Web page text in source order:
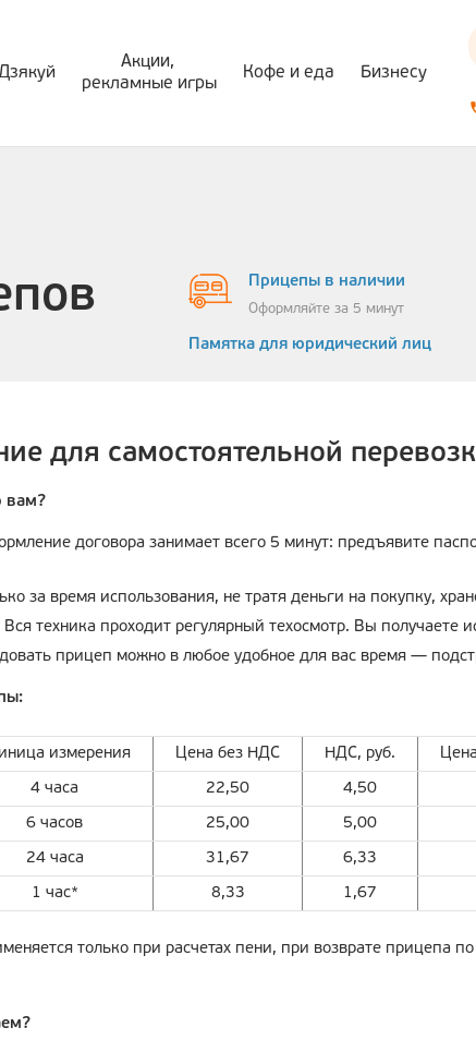
Акции,
рекламные игры
Кофе и еда Бизнесу
Прицепы в наличии
Оформляйте за 5 минут
Памятка для юридический лиц
для самостоятельной
вам?
договора занимает всего 5 минут: предъявите
за время использования, не тратя деньги на покупку,
Вся техника проходит регулярный техосмотр. Вы получаете
прицеп можно в любое удобное для вас время —
измерения Цена без НДС НДС, руб.
4 часа 22,50 4,50
6 часов 25,00 5,00
24 часа 31,67 6,33
1 час* 8,33 1,67
только при расчетах пени, при возврате прицепа